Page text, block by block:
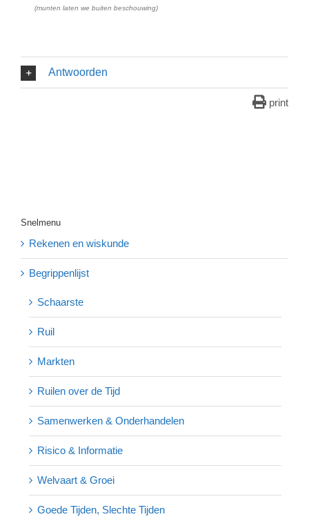
(munten laten we buiten beschouwing)
Antwoorden
print
Snelmenu
Rekenen en wiskunde
Begrippenlijst
Schaarste
Ruil
Markten
Ruilen over de Tijd
Samenwerken & Onderhandelen
Risico & Informatie
Welvaart & Groei
Goede Tijden, Slechte Tijden